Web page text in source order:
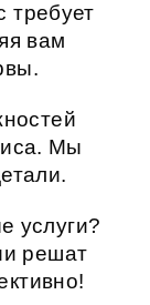
требует
вам
. Мы
услуги?
решат